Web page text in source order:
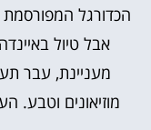
הכדורגל
אבל טיול
מעניינת, עבר
מוזיאונים וטבע.